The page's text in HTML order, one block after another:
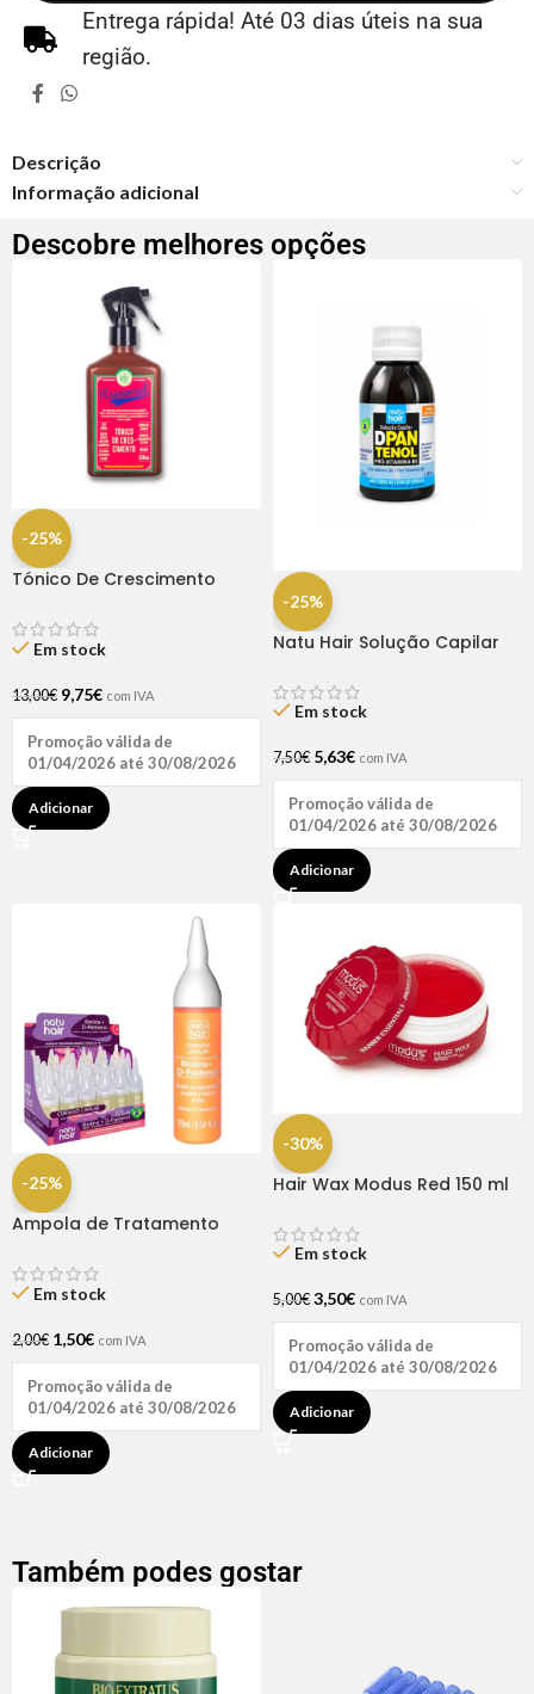
Entrega rápida! Até 03 dias úteis na sua
região.
Descrição
Informação adicional
Descobre melhores opções
-25%
Tónico De Crescimento
Em stock
13,00€ 9,75€ com IVA
Promoção válida de
01/04/2026 até 30/08/2026
Adicionar
-25%
Natu Hair Solução Capilar
Em stock
7,50€ 5,63€ com IVA
Promoção válida de
01/04/2026 até 30/08/2026
Adicionar
-25%
Ampola de Tratamento
Hair (1 UNIDADE)
Em stock
2,00€ 1,50€ com IVA
Promoção válida de
01/04/2026 até 30/08/2026
Adicionar
-30%
Hair Wax Modus Red 150 ml
Em stock
5,00€ 3,50€ com IVA
Promoção válida de
01/04/2026 até 30/08/2026
Adicionar
Também podes gostar